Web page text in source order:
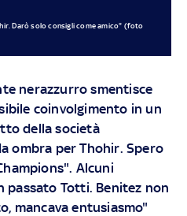
Darò solo consigli come amico" (foto
nerazzurro smentisce
coinvolgimento in un
della società
ombra per Thohir. Spero
Alcuni
Totti. Benitez non
mancava entusiasmo"